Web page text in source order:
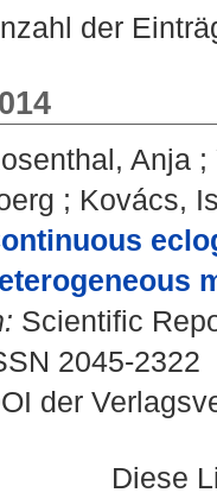
der
Anja ;
; Kovács,
Scientific
2045-2322
der
Diese